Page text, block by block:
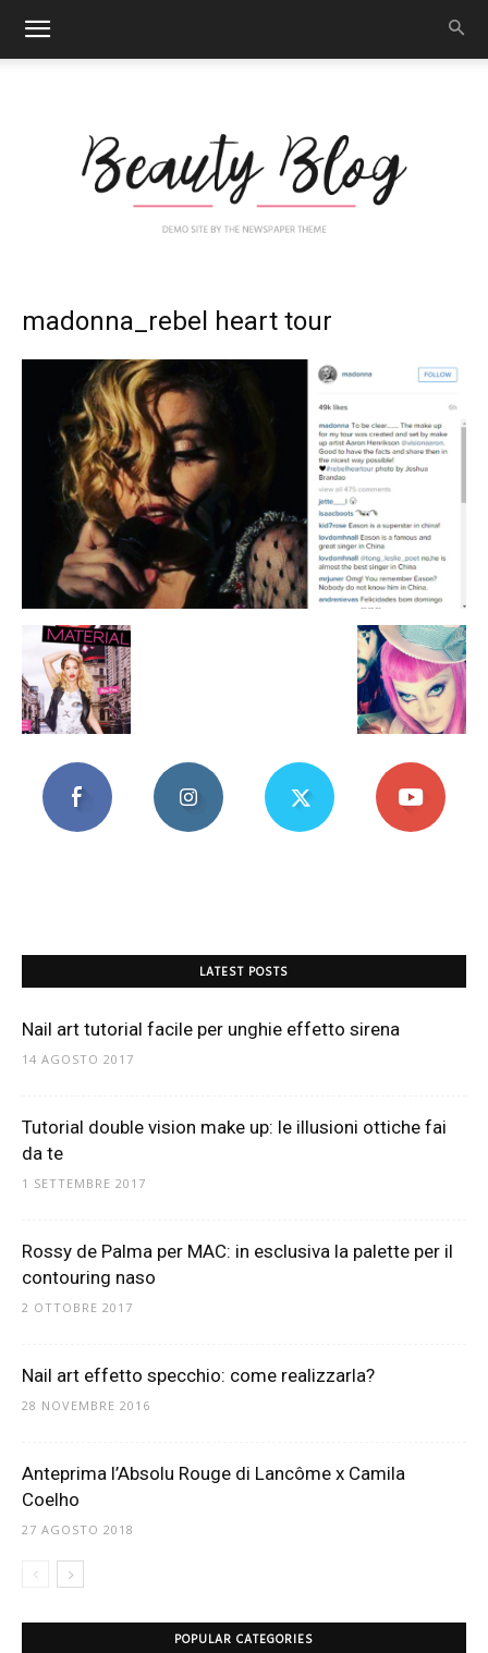
Nail
Mania
madonna_rebel heart tour
LATEST POSTS
Nail art tutorial facile per unghie effetto sirena
14 AGOSTO 2017
Tutorial double vision make up: le illusioni ottiche fai
da te
1 SETTEMBRE 2017
Rossy de Palma per MAC: in esclusiva la palette per il
contouring naso
2 OTTOBRE 2017
Nail art effetto specchio: come realizzarla?
28 NOVEMBRE 2016
Anteprima l’Absolu Rouge di Lancôme x Camila
Coelho
27 AGOSTO 2018
POPULAR CATEGORIES